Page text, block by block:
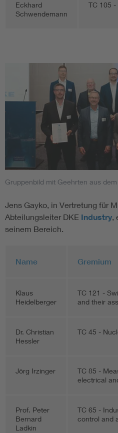
Eckhard
Schwendemann
TC 105
Gruppenbild mit Geehrten aus
Jens Gayko, in Vertretung für
Abteilungsleiter DKE Industry,
seinem Bereich.
Name Gremium
Klaus
Heidelberger
TC 121 -
and their
Dr. Christian
Hessler
TC 45 -
Jörg Irzinger
TC 85 -
electrical
Prof. Peter
Bernard
Ladkin
TC 65 -
control and